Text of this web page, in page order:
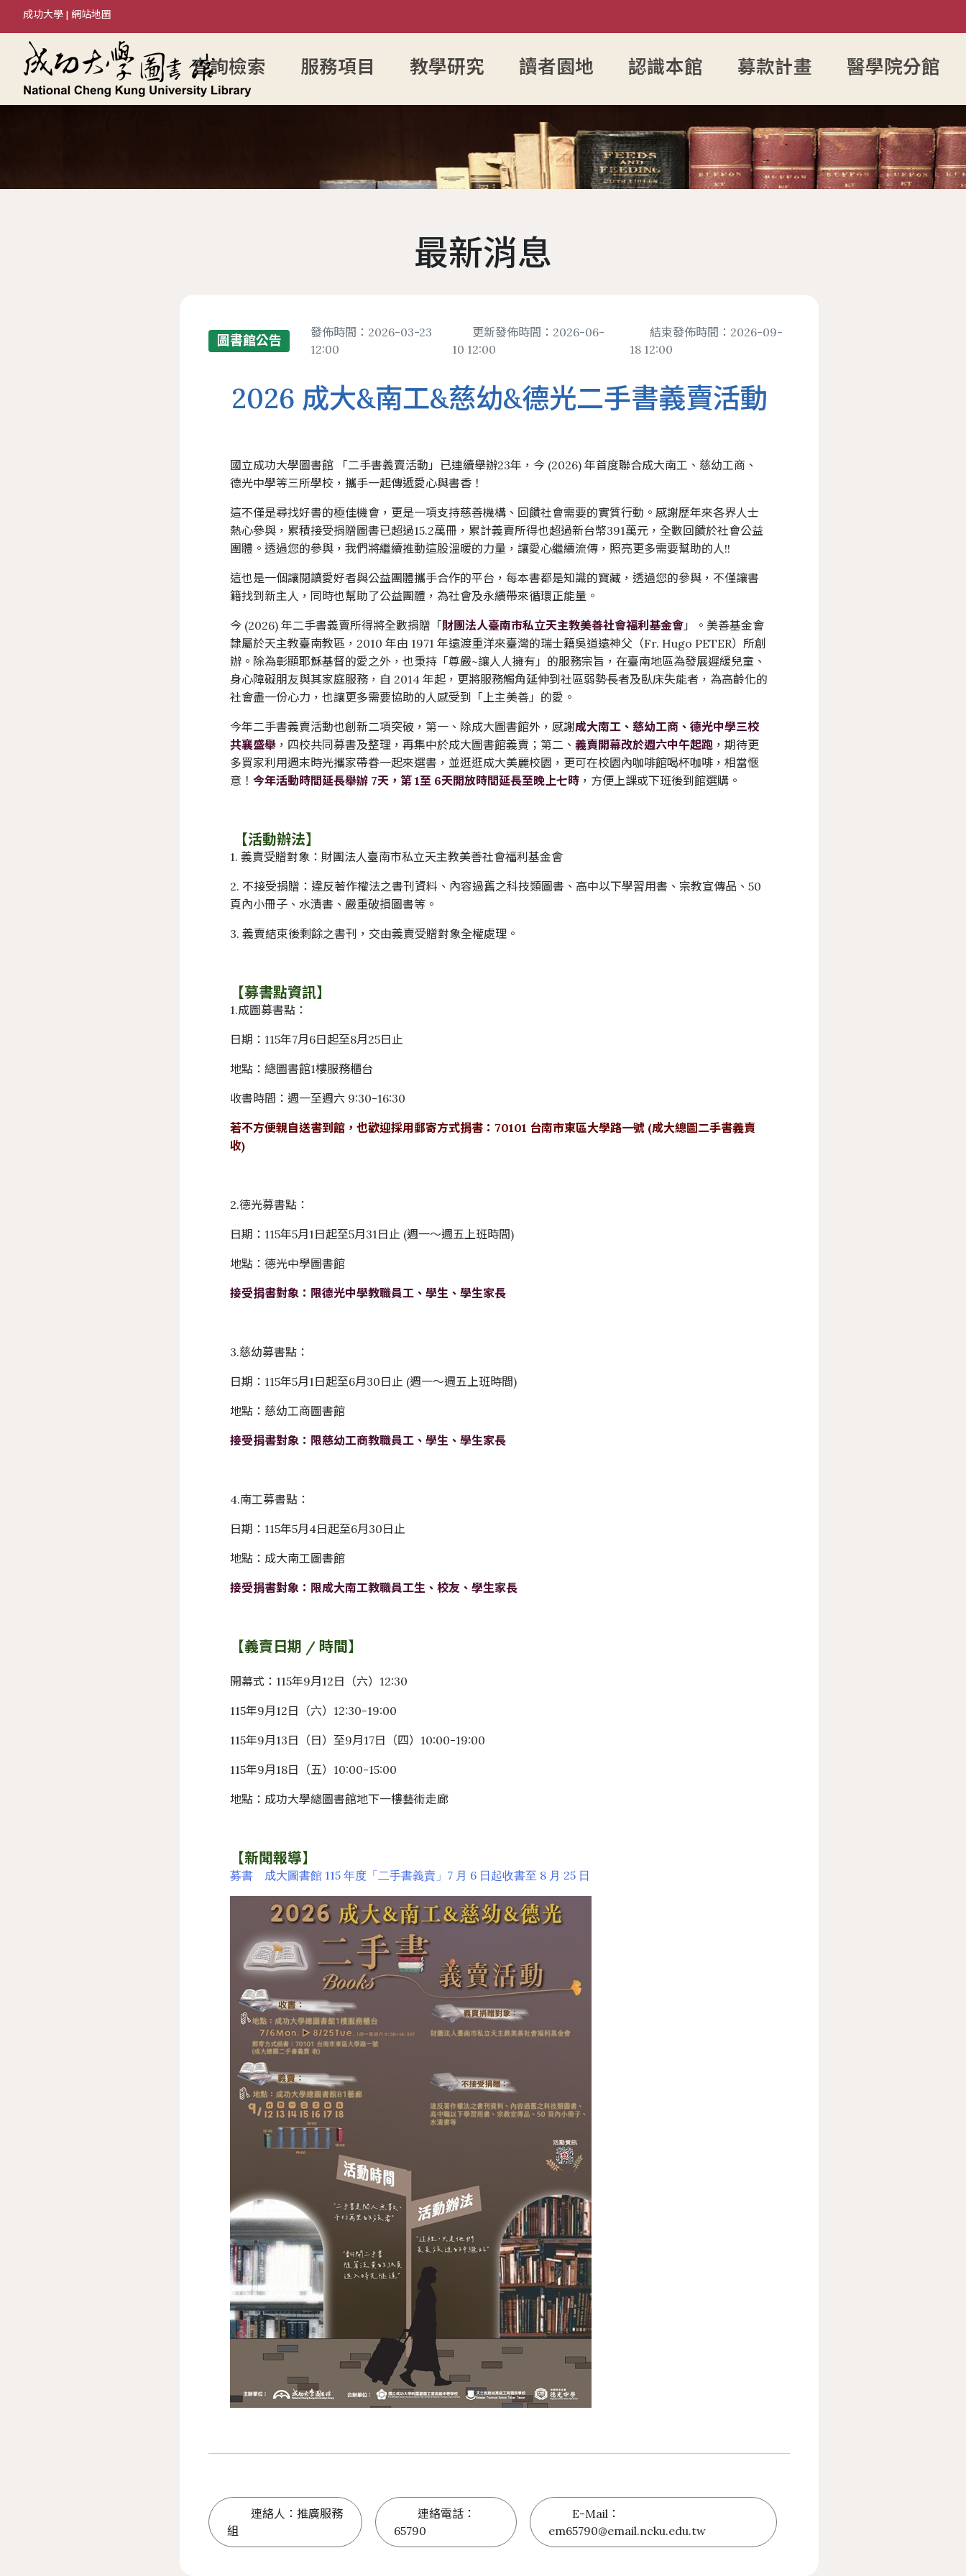
成功大學 | 網站地圖
查詢檢索 服務項目 教學研究 讀者園地 認識本館 募款計畫 醫學院分館
新書通報
電子資源查詢
博碩士論文瀏覽查詢
成功大學機構典藏
中文期刊館藏清單
外文期刊館藏清單
個人借閱
個人資料
開放時間
電子資源服務
圖書服務
使用服務
圖書資料推薦作業
期刊資料推薦服務
視聽
翻拍
導覽服務
新生導覽
館際合作服務
NDDS全國文獻傳遞服務
跨館圖書互借
中研院統計文獻服務
博碩士論文系統
畢業離校及論文繳交
參考諮詢服務
防範掠奪性出版陷阱
館藏資源利用教育
學術影響力&研究者學術檔案
移動圖書館課程
為愛朗讀課程
FAQ
讀者留言板
書香享閱卡
置物櫃
二手書交流平台
PWA操作說明
表單下載
圖書館志工
圖書館館徽
歷任館長
圖書委員會
組織架構
各組業務
書刊館藏統計
圖書館小檔案
地理位置
樓層簡介
環景導覽
圖書館法規
館藏發展政策
典範傳承
最新消息
圖書館公告
發佈時間：2026-03-23
12:00
更新發佈時間：2026-06-
10 12:00
結束發佈時間：2026-09-
18 12:00
2026 成大&南工&慈幼&德光二手書義賣活動
國立成功大學圖書館 「二手書義賣活動」已連續舉辦23年，今 (2026) 年首度聯合成大南工、慈幼工商、
德光中學等三所學校，攜手一起傳遞愛心與書香！
這不僅是尋找好書的極佳機會，更是一項支持慈善機構、回饋社會需要的實質行動。感謝歷年來各界人士
熱心參與，累積接受捐贈圖書已超過15.2萬冊，累計義賣所得也超過新台幣391萬元，全數回饋於社會公益
團體。透過您的參與，我們將繼續推動這股溫暖的力量，讓愛心繼續流傳，照亮更多需要幫助的人!!
這也是一個讓閱讀愛好者與公益團體攜手合作的平台，每本書都是知識的寶藏，透過您的參與，不僅讓書
籍找到新主人，同時也幫助了公益團體，為社會及永續帶來循環正能量。
今 (2026) 年二手書義賣所得將全數捐贈「財團法人臺南市私立天主教美善社會福利基金會」。美善基金會
隸屬於天主教臺南教區，2010 年由 1971 年遠渡重洋來臺灣的瑞士籍吳道遠神父（Fr. Hugo PETER）所創
辦。除為彰顯耶穌基督的愛之外，也秉持「尊嚴~讓人人擁有」的服務宗旨，在臺南地區為發展遲緩兒童、
身心障礙朋友與其家庭服務，自 2014 年起，更將服務觸角延伸到社區弱勢長者及臥床失能者，為高齡化的
社會盡一份心力，也讓更多需要協助的人感受到「上主美善」的愛。
今年二手書義賣活動也創新二項突破，第一、除成大圖書館外，感謝成大南工、慈幼工商、德光中學三校
共襄盛舉 ，四校共同募書及整理，再集中於成大圖書館義賣；第二、義賣 開幕改於週六中午起跑 ，期待更
多買家利用週末時光攜家帶眷一起來選書，並逛逛成大美麗校園，更可在校園內咖啡館喝杯咖啡，相當愜
意！今年活動時間延長舉辦 7天，第 1至 6天開放時間延長至晚上七時 ，方便上課或下班後到館選購。
【活動辦法】
1. 義賣受贈對象：財團法人臺南市私立天主教美善社會福利基金會
2. 不接受捐贈：違反著作權法之書刊資料、內容過舊之科技類圖書、高中以下學習用書、宗教宣傳品、50
頁內小冊子、水漬書、嚴重破損圖書等。
3. 義賣結束後剩餘之書刊，交由義賣受贈對象全權處理。
【募書點資訊】
1.成圖募書點：
日期：115年7月6日起至8月25日止
地點：總圖書館1樓服務櫃台
收書時間：週一至週六 9:30-16:30
若不方便親自送書到館，也歡迎採用郵寄方式捐書：70101 台南市東區大學路一號 (成大總圖二手書義賣
收)
2.德光募書點：
日期：115年5月1日起至5月31日止 (週一～週五上班時間)
地點：德光中學圖書館
接受捐書對象：限德光中學教職員工、學生、學生家長
3.慈幼募書點：
日期：115年5月1日起至6月30日止 (週一～週五上班時間)
地點：慈幼工商圖書館
接受捐書對象：限慈幼工商教職員工、學生、學生家長
4.南工募書點：
日期：115年5月4日起至6月30日止
地點：成大南工圖書館
接受捐書對象：限成大南工教職員工生、校友、學生家長
【義賣日期 / 時間】
開幕式：115年9月12日（六）12:30
115年9月12日（六）12:30-19:00
115年9月13日（日）至9月17日（四）10:00-19:00
115年9月18日（五）10:00-15:00
地點：成功大學總圖書館地下一樓藝術走廊
【新聞報導】
募書 成大圖書館 115年度「二手書義賣」 7 月 6 日起收書至 8 月 25 日
連絡人：推廣服務
組
連絡電話：
65790
E-Mail：
em65790@email.ncku.edu.tw